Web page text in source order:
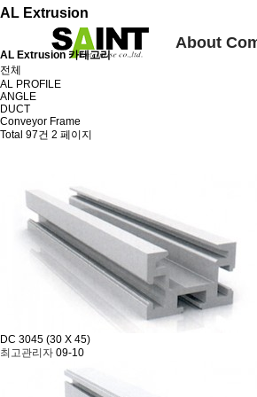
About
AL Extrusion
AL Extrusion 카테고리
전체
AL PROFILE
ANGLE
DUCT
Conveyor Frame
Total 97건 2 페이지
DC 3045 (30 X 45)
최고관리자 09-10